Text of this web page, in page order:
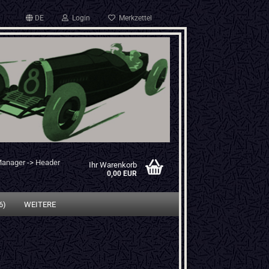
DE Login Merkzettel
-> Header Ihr Warenkorb
0,00 EUR
WEITERE